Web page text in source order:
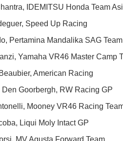
IDEMITSU Honda Team
Speed Up Racing
Pertamina Mandalika SAG Team
Yamaha VR46 Master Camp
American Racing
Den Goorbergh, RW Racing GP
Mooney VR46 Racing
Liqui Moly Intact GP